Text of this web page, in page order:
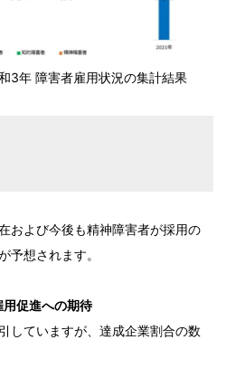
3年 障害者雇用状況の集計結果
および今後も精神障害者が採用の
予想されます。
促進への期待
していますが、達成企業割合の数